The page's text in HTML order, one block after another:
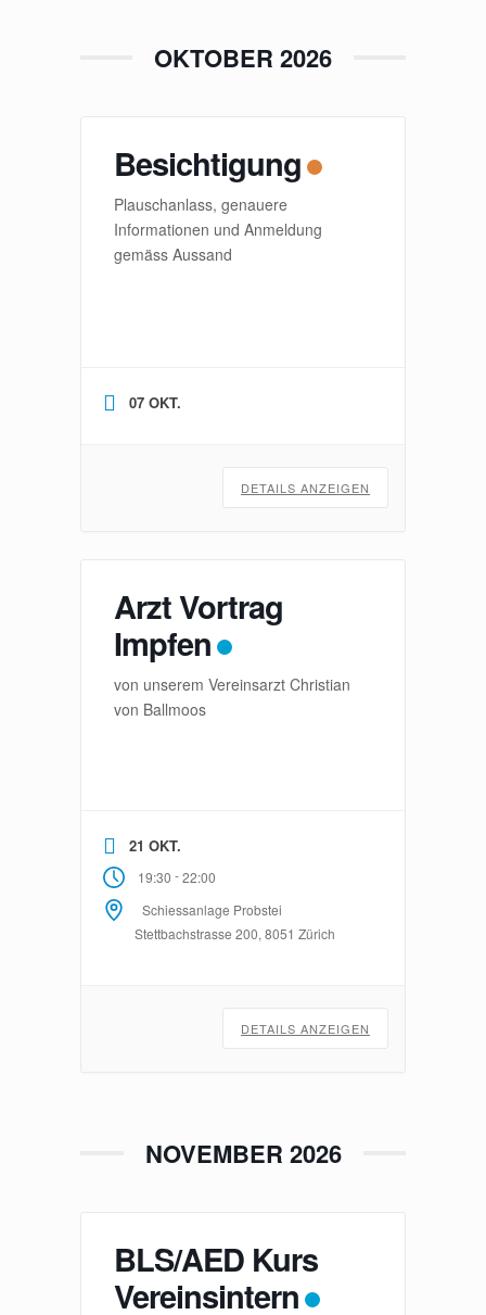
OKTOBER 2026
Besichtigung
Plauschanlass, genauere
Informationen und Anmeldung
gemäss Aussand
07 OKT.
DETAILS ANZEIGEN
Arzt Vortrag
Impfen
von unserem Vereinsarzt Christian
von Ballmoos
21 OKT.
19:30 -22:00
Schiessanlage Probstei
Stettbachstrasse 200, 8051 Zürich
DETAILS ANZEIGEN
NOVEMBER 2026
BLS/AED Kurs
Vereinsintern